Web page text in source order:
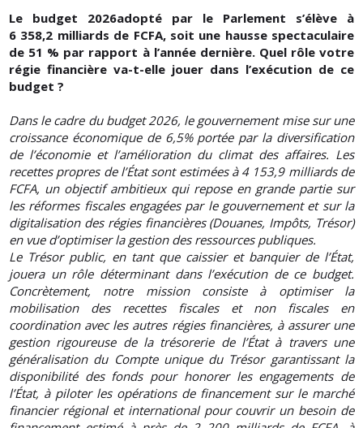
Le budget 2026adopté par le Parlement s’élève à
6 358,2 milliards de FCFA, soit une hausse spectaculaire
de 51 % par rapport à l’année dernière. Quel rôle votre
régie financière va-t-elle jouer dans l’exécution de ce
budget ?
Dans le cadre du budget 2026, le gouvernement mise sur une
croissance économique de 6,5% portée par la diversification
de l’économie et l’amélioration du climat des affaires. Les
recettes propres de l’État sont estimées à 4 153,9 milliards de
FCFA, un objectif ambitieux qui repose en grande partie sur
les réformes fiscales engagées par le gouvernement et sur la
digitalisation des régies financières (Douanes, Impôts, Trésor)
en vue d’optimiser la gestion des ressources publiques.
Le Trésor public, en tant que caissier et banquier de l’État,
jouera un rôle déterminant dans l’exécution de ce budget.
Concrètement, notre mission consiste à optimiser la
mobilisation des recettes fiscales et non fiscales en
coordination avec les autres régies financières, à assurer une
gestion rigoureuse de la trésorerie de l’État à travers une
généralisation du Compte unique du Trésor garantissant la
disponibilité des fonds pour honorer les engagements de
l’État, à piloter les opérations de financement sur le marché
financier régional et international pour couvrir un besoin de